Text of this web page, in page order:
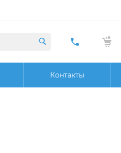
+7 (423)
20 32
Контакты